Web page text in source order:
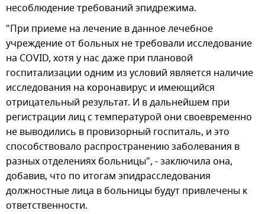
несоблюдение требований эпидрежима.
"При приеме на лечение в данное лечебное
учреждение от больных не требовали исследование
на COVID, хотя у нас даже при плановой
госпитализации одним из условий является наличие
исследования на коронавирус и имеющийся
отрицательный результат. И в дальнейшем при
регистрации лиц с температурой они своевременно
не выводились в провизорный госпиталь, и это
способствовало распространению заболевания в
разных отделениях больницы", - заключила она,
добавив, что по итогам эпидрасследования
должностные лица в больницы будут привлечены к
ответственности.